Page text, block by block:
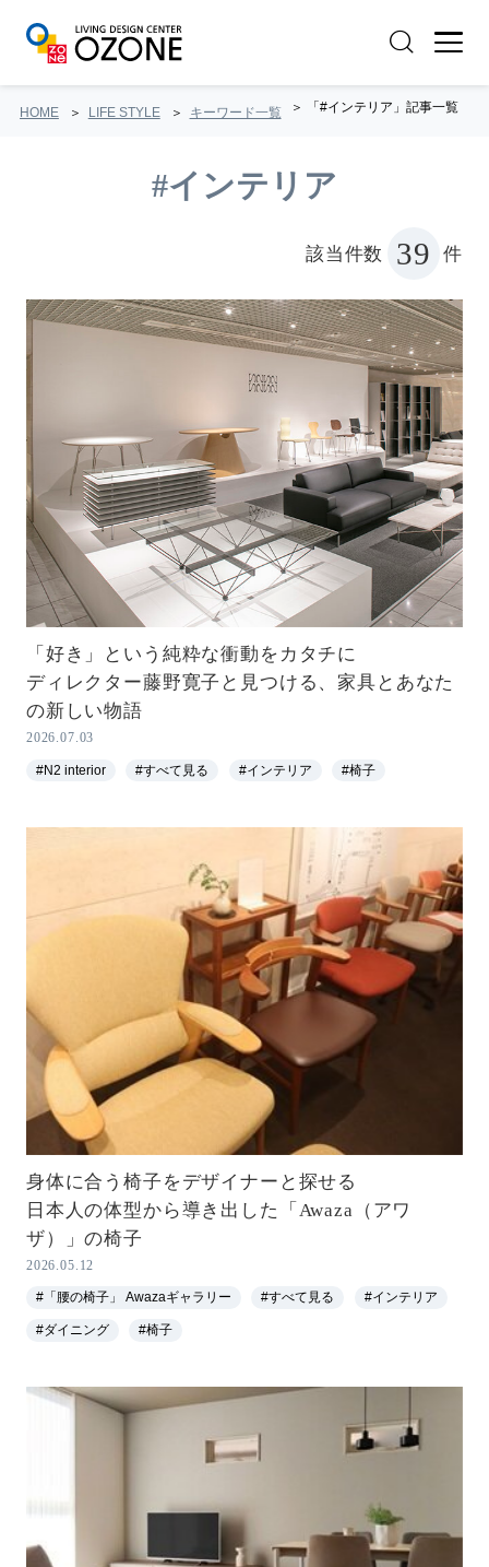
HOME LIFE STYLE キーワード一覧 「#インテリア」記事一覧
#インテリア
該当件数 39 件
「好き」という純粋な衝動をカタチに
ディレクター藤野寛子と見つける、家具とあなた
の新しい物語
2026.07.03
#N2 interior #すべて見る #インテリア #椅子
身体に合う椅子をデザイナーと探せる
日本人の体型から導き出した「Awaza（アワ
ザ）」の椅子
2026.05.12
#「腰の椅子」 Awazaギャラリー #すべて見る #インテリア
#ダイニング #椅子